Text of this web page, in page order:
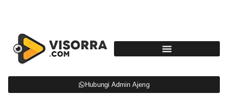
Hubungi Admin Ajeng